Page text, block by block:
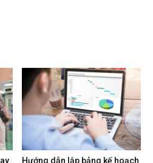
Hướng dẫn lập bảng kế hoạch